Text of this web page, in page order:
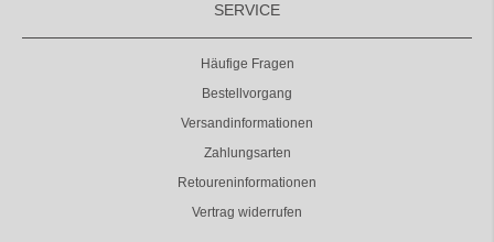
SERVICE
Häufige Fragen
Bestellvorgang
Versandinformationen
Zahlungsarten
Retoureninformationen
Vertrag widerrufen